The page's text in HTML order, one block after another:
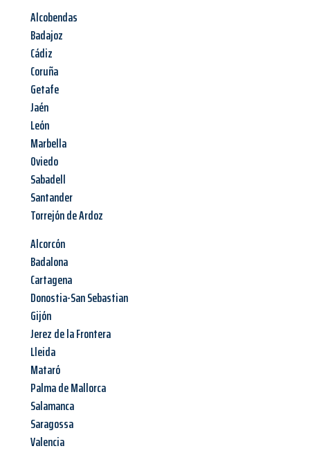
Alcobendas
Badajoz
Cádiz
Coruña
Getafe
Jaén
León
Marbella
Oviedo
Sabadell
Santander
Torrejón de Ardoz
Alcorcón
Badalona
Cartagena
Donostia-San Sebastian
Gijón
Jerez de la Frontera
Lleida
Mataró
Palma de Mallorca
Salamanca
Saragossa
Valencia